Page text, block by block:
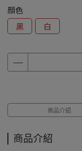
顏色
黑
白
商品介紹
商品介紹